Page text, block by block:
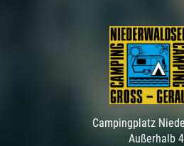
Campingplatz
Außerhalb